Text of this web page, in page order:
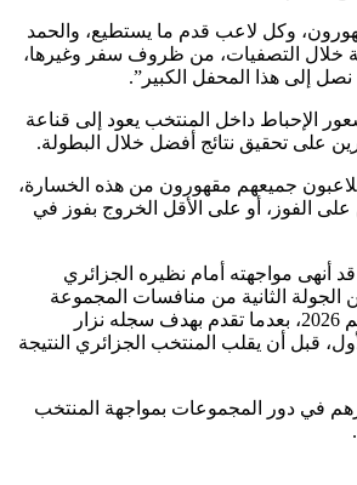
وكل لاعب قدم ما يستطيع، والحمد
خلال التصفيات، من ظروف سفر وغيرها،
نصل إلى هذا المحفل الكبير”.
الإحباط داخل المنتخب يعود إلى قناعة
على تحقيق نتائج أفضل خلال البطولة.
جميعهم مقهورون من هذه الخسارة،
على الفوز، أو على الأقل الخروج بفوز في
أنهى مواجهته أمام نظيره الجزائري
بنتيجة 2-1 ضمن الجولة الثانية من منافسات المجموعة
العاشرة في كأس العالم 2026، بعدما تقدم بهدف سجله نزار
قبل أن يقلب المنتخب الجزائري النتيجة
في دور المجموعات بمواجهة المنتخب